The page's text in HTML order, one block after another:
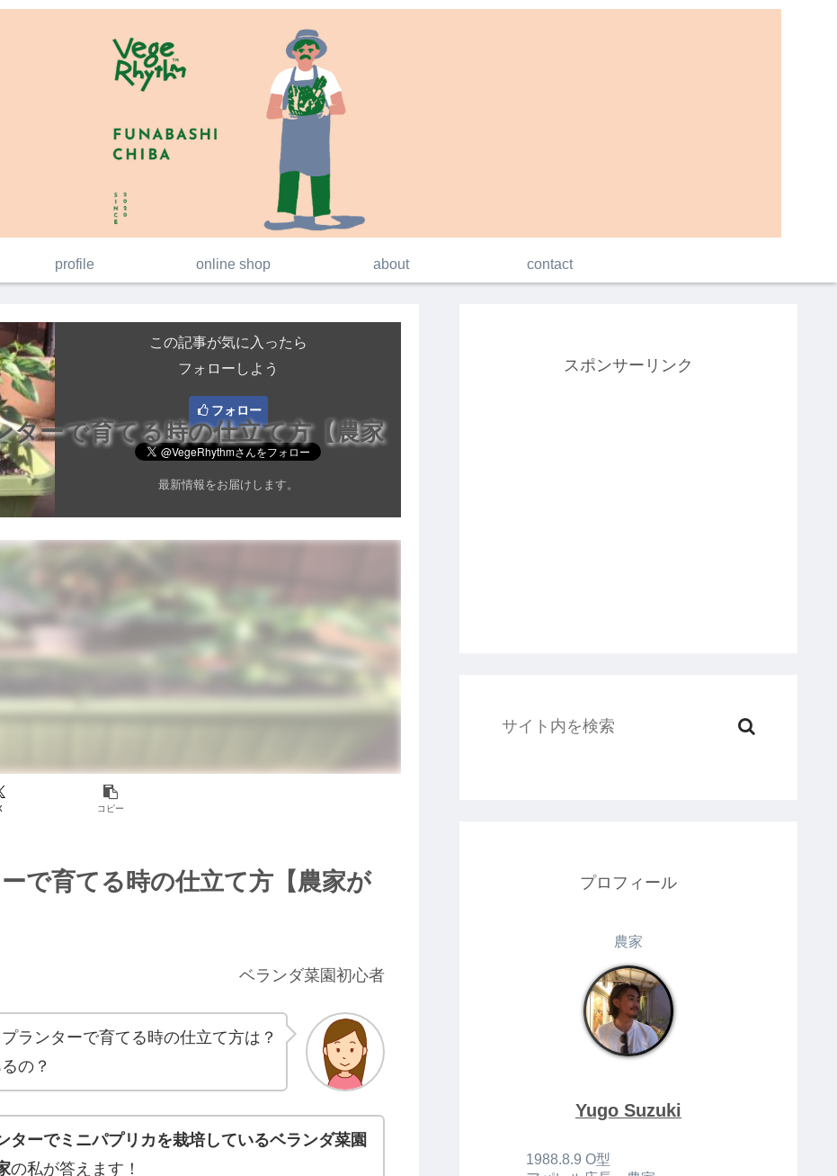
profile online shop about contact
ターで育てる時の仕立て方【農家
この記事が気に入ったら
フォローしよう
フォロー
最新情報をお届けします。
コピー
で育てる時の仕立て方【農家が
ベランダ菜園初心者
ランターで育てる時の仕立て方は？
の？
ターでミニパプリカを栽培しているベランダ菜園
の私が答えます！
スポンサーリンク
プロフィール
農家
Yugo Suzuki
1988.8.9 O型